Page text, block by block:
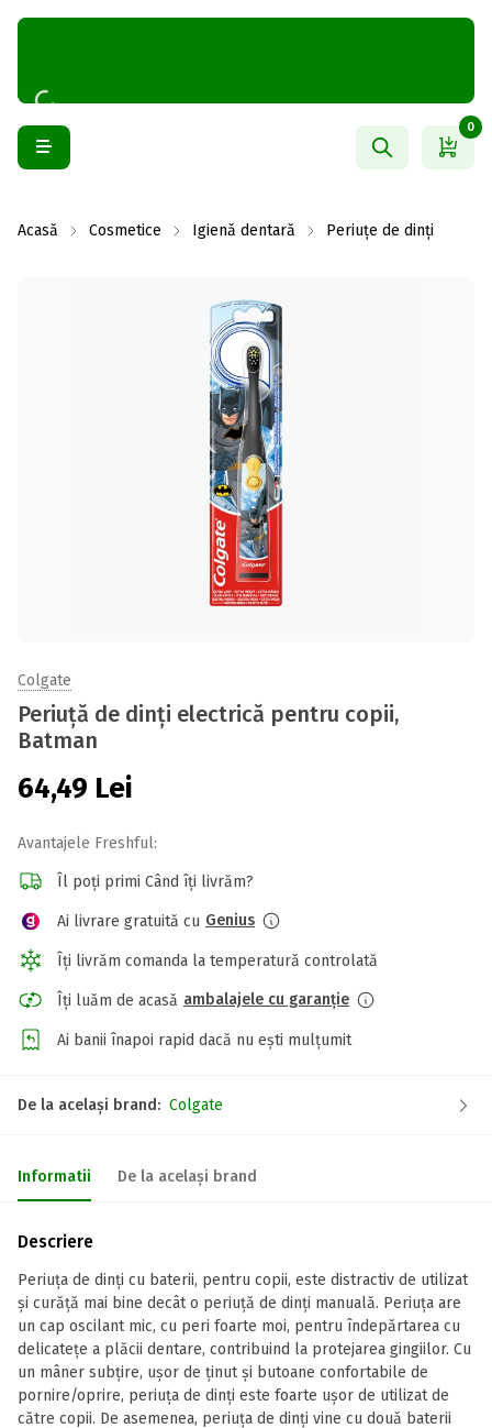
0
Acasă Cosmetice Igienă dentară Periuțe de dinți
Colgate
Periuță de dinți electrică pentru copii,
Batman
64,49 Lei
Avantajele Freshful:
Îl poți primi Când îți livrăm?
Ai livrare gratuită cu Genius
Îți livrăm comanda la temperatură controlată
Îți luăm de acasă ambalajele cu garanție
Ai banii înapoi rapid dacă nu ești mulțumit
De la același brand: Colgate
Informatii De la același brand
Descriere
Periuța de dinți cu baterii, pentru copii, este distractiv de utilizat
și curăță mai bine decât o periuță de dinți manuală. Periuța are
un cap oscilant mic, cu peri foarte moi, pentru îndepărtarea cu
delicatețe a plăcii dentare, contribuind la protejarea gingiilor. Cu
un mâner subțire, ușor de ținut și butoane confortabile de
pornire/oprire, periuța de dinți este foarte ușor de utilizat de
către copii. De asemenea, periuța de dinți vine cu două baterii